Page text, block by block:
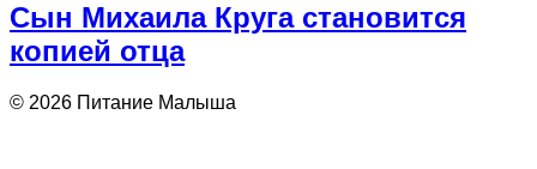
Сын Михаила Круга становится
копией отца
© 2026 Питание Малыша